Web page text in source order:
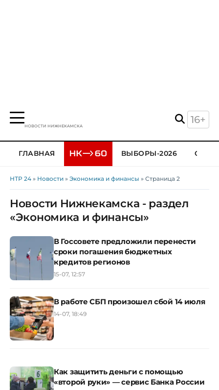
НОВОСТИ НИЖНЕКАМСКА
16+
ГЛАВНАЯ ВЫБОРЫ-2026
НТР 24 » Новости » Экономика и финансы » Страница 2
Новости Нижнекамска - раздел
«Экономика и финансы»
В Госсовете предложили перенести
сроки погашения бюджетных
кредитов регионов
15-07, 12:57
В работе СБП произошел сбой 14 июля
14-07, 18:49
Как защитить деньги с помощью
«второй руки» — сервис Банка России